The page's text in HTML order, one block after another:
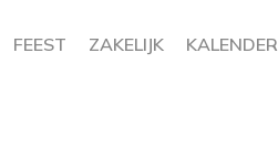
FEEST ZAKELIJK KALENDER